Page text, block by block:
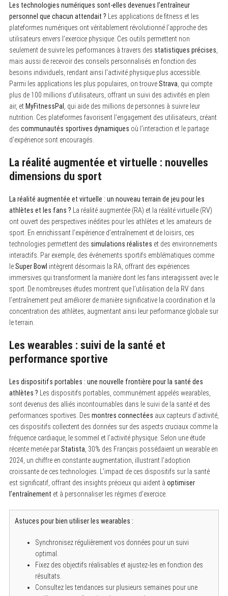
Les technologies numériques sont-elles devenues l’entraîneur
personnel que chacun attendait ? Les applications de fitness et les
plateformes numériques ont véritablement révolutionné l’approche des
utilisateurs envers l’exercice physique. Ces outils permettent non
seulement de suivre les performances à travers des statistiques précises
mais aussi de recevoir des conseils personnalisés en fonction des
besoins individuels, rendant ainsi l’activité physique plus accessible.
Parmi les applications les plus populaires, on trouveStrava , qui compte
plus de 100 millions d’utilisateurs, offrant un suivi des activités en plein
air, et MyFitnessPal
, qui aide des millions de personnes à suivre leur
nutrition. Ces plateformes favorisent l’engagement des utilisateurs, créant
des communautés sportives dynamiques où l’interaction et le partage
d’expérience sont encouragés.
La réalité augmentée et virtuelle : nouvelles
dimensions du sport
La réalité augmentée et virtuelle : un nouveau terrain de jeu pour les
athlètes et les fans ? La réalité augmentée (RA) et la réalité virtuelle (RV)
ont ouvert des perspectives inédites pour les athlètes et les amateurs de
sport. En enrichissant l’expérience d’entraînement et de loisirs, ces
technologies permettent des simulations réalistes et des environnements
interactifs. Par exemple, des événements sportifs emblématiques comme
leSuper Bowl intègrent désormais la RA, offrant des expériences
immersives qui transforment la manière dont les fans interagissent avec le
sport. De nombreuses études montrent que l’utilisation de la RV dans
l’entraînement peut améliorer de manière significative la coordination et la
concentration des athlètes, augmentant ainsi leur performance globale sur
le terrain.
Les wearables : suivi de la santé et
performance sportive
Les dispositifs portables : une nouvelle frontière pour la santé des
athlètes ? Les dispositifs portables, communément appelés wearables,
sont devenus des alliés incontournables dans le suivi de la santé et des
performances sportives. Des montres connectées aux capteurs d’activité,
ces dispositifs collectent des données sur des aspects cruciaux comme la
fréquence cardiaque, le sommeil et l’activité physique. Selon une étude
récente menée parStatista , 30% des Français possédaient un wearable en
2024, un chiffre en constante augmentation, illustrant l’adoption
croissante de ces technologies. L’impact de ces dispositifs sur la santé
est significatif, offrant des insights précieux qui aident à optimiser
l’entraînement et à personnaliser les régimes d’exercice.
Astuces pour bien utiliser les wearables :
Synchronisez régulièrement vos données pour un suivi
optimal.
Fixez des objectifs réalisables et ajustez-les en fonction des
résultats.
Consultez les tendances sur plusieurs semaines pour une
S
e
a
c
h
o
r
: